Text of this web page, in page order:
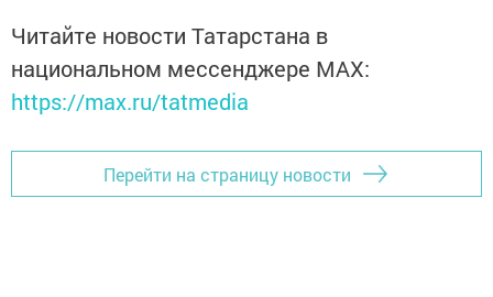
Читайте новости Татарстана в
национальном мессенджере MАХ:
https://max.ru/tatmedia
Перейти на страницу новости